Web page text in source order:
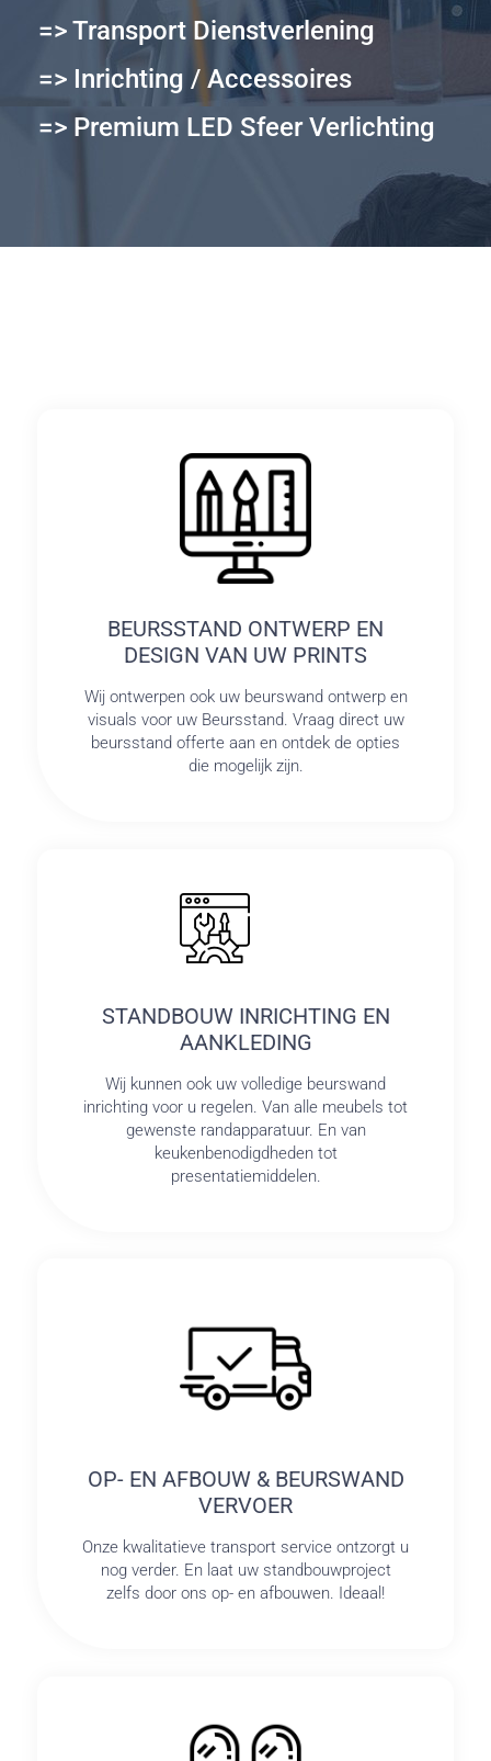
=> Transport Dienstverlening
=> Inrichting / Accessoires
=> Premium LED Sfeer Verlichting
BEURSSTAND ONTWERP EN
DESIGN VAN UW PRINTS
Wij ontwerpen ook uw beurswand ontwerp en
visuals voor uw Beursstand. Vraag direct uw
beursstand offerte aan en ontdek de opties
die mogelijk zijn.
STANDBOUW INRICHTING EN
AANKLEDING
Wij kunnen ook uw volledige beurswand
inrichting voor u regelen. Van alle meubels tot
gewenste randapparatuur. En van
keukenbenodigdheden tot
presentatiemiddelen.
OP- EN AFBOUW & BEURSWAND
VERVOER
Onze kwalitatieve transport service ontzorgt u
nog verder. En laat uw standbouwproject
zelfs door ons op- en afbouwen. Ideaal!